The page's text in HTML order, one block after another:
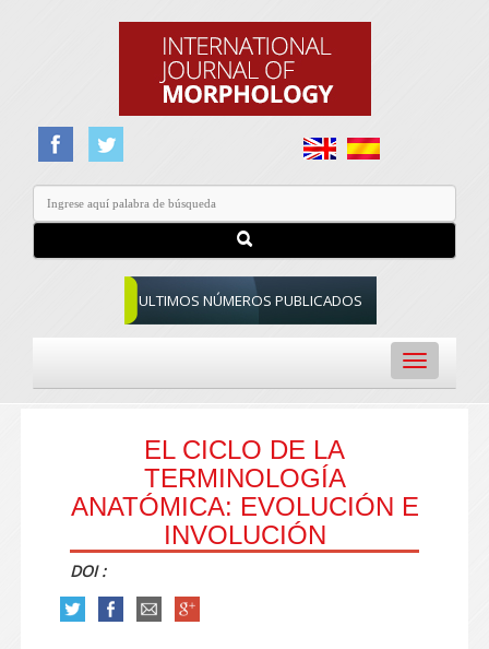
ULTIMOS NÚMEROS PUBLICADOS
Toggle
navigation
EL CICLO DE LA
TERMINOLOGÍA
ANATÓMICA: EVOLUCIÓN E
INVOLUCIÓN
DOI :